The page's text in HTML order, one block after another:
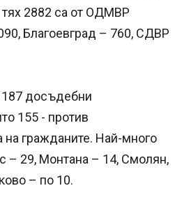
2882 са от ОДМВР
Благоевград – 760, СДВР
досъдебни
155 - против
на гражданите. Най-много
– 29, Монтана – 14, Смолян,
– по 10.